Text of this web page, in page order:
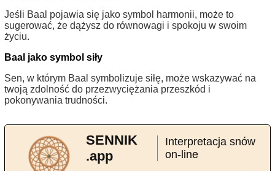
Jeśli Baal pojawia się jako symbol harmonii, może to
sugerować, że dążysz do równowagi i spokoju w swoim
życiu.
Baal jako symbol siły
Sen, w którym Baal symbolizuje siłę, może wskazywać na
twoją zdolność do przezwyciężania przeszkód i
pokonywania trudności.
SENNIK
.app
Interpretacja snów
on-line